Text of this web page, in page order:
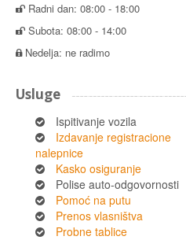
Radni dan: 08:00 - 18:00
Subota: 08:00 - 14:00
Nedelja: ne radimo
Usluge
Ispitivanje vozila
Izdavanje registracione
nalepnice
Kasko osiguranje
Polise auto-odgovornosti
Pomoć na putu
Prenos vlasništva
Probne tablice